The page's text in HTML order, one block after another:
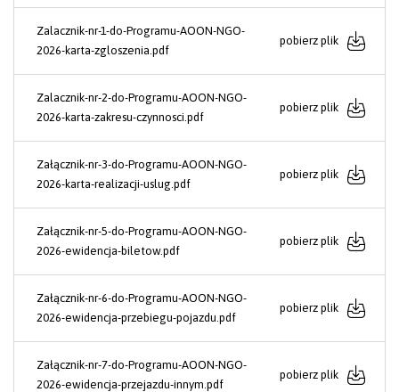
Zalacznik-nr-1-do-Programu-AOON-NGO-
2026-karta-zgloszenia.pdf
pobierz plik
Zalacznik-nr-2-do-Programu-AOON-NGO-
2026-karta-zakresu-czynnosci.pdf
pobierz plik
Załącznik-nr-3-do-Programu-AOON-NGO-
2026-karta-realizacji-uslug.pdf
pobierz plik
Załącznik-nr-5-do-Programu-AOON-NGO-
2026-ewidencja-biletow.pdf
pobierz plik
Załącznik-nr-6-do-Programu-AOON-NGO-
2026-ewidencja-przebiegu-pojazdu.pdf
pobierz plik
Załącznik-nr-7-do-Programu-AOON-NGO-
2026-ewidencja-przejazdu-innym.pdf
pobierz plik